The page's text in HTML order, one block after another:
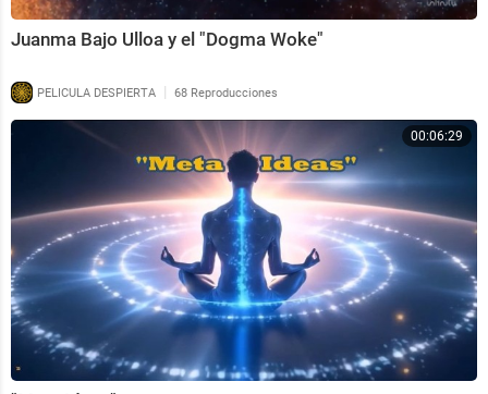
Juanma Bajo Ulloa y el "Dogma Woke"
PELICULA DESPIERTA | 68 Reproducciones
00:06:29